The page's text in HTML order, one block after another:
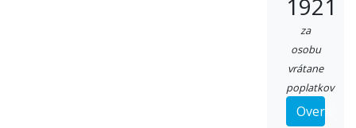
1921
za
osobu
vrátane
poplatkov
Overiť